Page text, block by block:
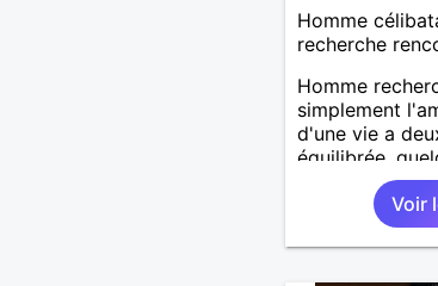
Homme
recherche
Homme
simplement
d'une vie a
équilibrée,
m´accepter
une personne
sachant ce
bien trouver
Voir